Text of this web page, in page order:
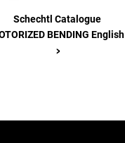
Schechtl Catalogue
BENDING English
>